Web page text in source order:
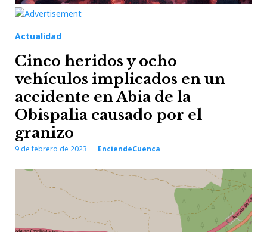
Actualidad
Cinco heridos y ocho
vehículos implicados en un
accidente en Abia de la
Obispalia causado por el
granizo
9 de febrero de 2023 EnciendeCuenca